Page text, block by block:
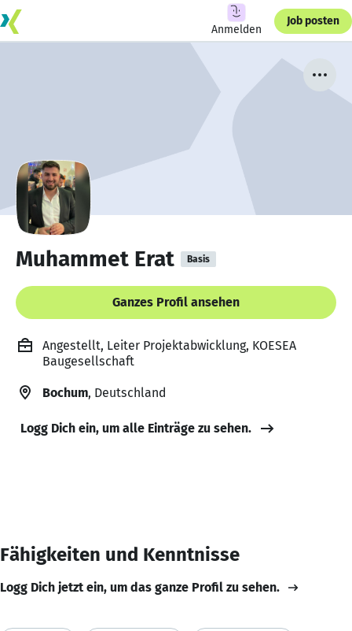
Anmelden
Job posten
Muhammet Erat Basis
Ganzes Profil ansehen
Angestellt, Leiter Projektabwicklung, KOESEA
Baugesellschaft
Bochum, Deutschland
Logg Dich ein, um alle Einträge zu sehen.
Fähigkeiten und Kenntnisse
Logg Dich jetzt ein, um das ganze Profil zu sehen.